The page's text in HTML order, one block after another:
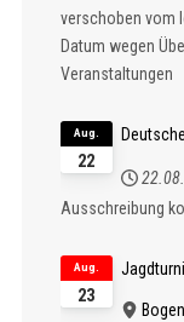
verschoben vom
Datum wegen
Veranstaltungen
22
Aug.
Ausschreibung
23
Aug.